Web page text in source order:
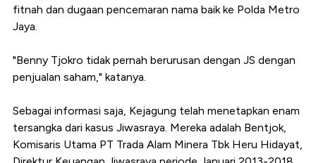
fitnah dan dugaan pencemaran nama baik ke Polda Metro
Jaya.
"Benny Tjokro tidak pernah berurusan dengan JS dengan
penjualan saham," katanya.
Sebagai informasi saja, Kejagung telah menetapkan enam
tersangka dari kasus Jiwasraya. Mereka adalah Bentjok,
Komisaris Utama PT Trada Alam Minera Tbk Heru Hidayat,